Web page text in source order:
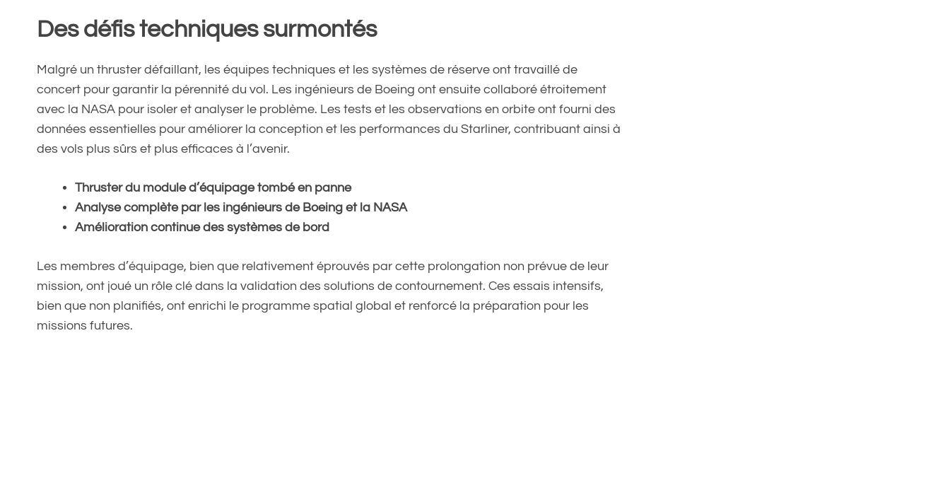
Des défis techniques surmontés
Malgré un thruster défaillant, les équipes techniques et les systèmes de réserve ont travaillé de
concert pour garantir la pérennité du vol. Les ingénieurs de Boeing ont ensuite collaboré étroitement
avec la NASA pour isoler et analyser le problème. Les tests et les observations en orbite ont fourni des
données essentielles pour améliorer la conception et les performances du Starliner, contribuant ainsi à
des vols plus sûrs et plus efficaces à l’avenir.
Thruster du module d’équipage tombé en panne
Analyse complète par les ingénieurs de Boeing et la NASA
Amélioration continue des systèmes de bord
Les membres d’équipage, bien que relativement éprouvés par cette prolongation non prévue de leur
mission, ont joué un rôle clé dans la validation des solutions de contournement. Ces essais intensifs,
bien que non planifiés, ont enrichi le programme spatial global et renforcé la préparation pour les
missions futures.